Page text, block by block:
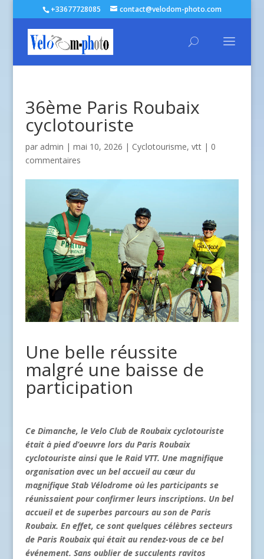
+33677728085 contact@velodom-photo.com
36ème Paris Roubaix
cyclotouriste
par admin | mai 10, 2026 | Cyclotourisme, vtt| 0
commentaires
Une belle réussite
malgré une baisse de
participation
Ce Dimanche, le Velo Club de Roubaix cyclotouriste
était à pied d’oeuvre lors du Paris Roubaix
cyclotouriste ainsi que le Raid VTT. Une magnifique
organisation avec un bel accueil au cœur du
magnifique Stab Vélodrome où les participants se
réunissaient pour confirmer leurs inscriptions. Un bel
accueil et de superbes parcours au son de Paris
Roubaix. En effet, ce sont quelques célèbres secteurs
de Paris Roubaix qui était au rendez-vous de ce bel
événement. Sans oublier de succulents ravitos